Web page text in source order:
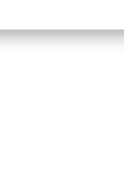
ト取り置き